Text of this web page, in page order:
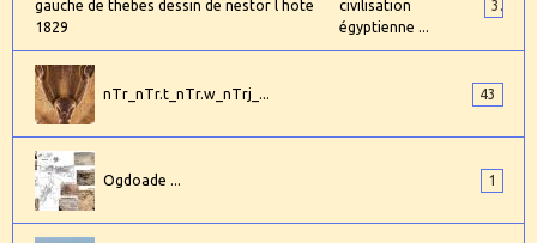
civilisation
égyptienne ...
3
nTr_nTr.t_nTr.w_nTrj_... 43
Ogdoade ... 1